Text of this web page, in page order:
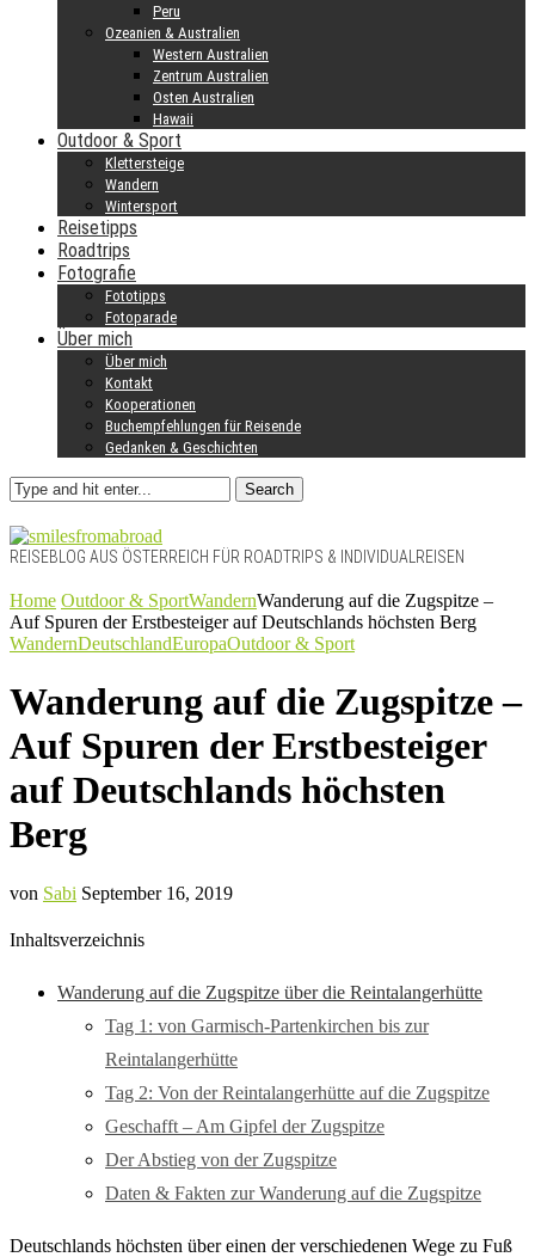
Peru
Ozeanien & Australien
Western Australien
Zentrum Australien
Osten Australien
Hawaii
Outdoor & Sport
Klettersteige
Wandern
Wintersport
Reisetipps
Roadtrips
Fotografie
Fototipps
Fotoparade
Über mich
Über mich
Kontakt
Kooperationen
Buchempfehlungen für Reisende
Gedanken & Geschichten
Search
REISEBLOG AUS ÖSTERREICH FÜR ROADTRIPS & INDIVIDUALREISEN
Home Outdoor & SportWandernWanderung auf die Zugspitze –
Auf Spuren der Erstbesteiger auf Deutschlands höchsten Berg
WandernDeutschlandEuropaOutdoor & Sport
Wanderung auf die Zugspitze –
Auf Spuren der Erstbesteiger
auf Deutschlands höchsten
Berg
von Sabi September 16, 2019
Inhaltsverzeichnis
Wanderung auf die Zugspitze über die Reintalangerhütte
Tag 1: von Garmisch-Partenkirchen bis zur
Reintalangerhütte
Tag 2: Von der Reintalangerhütte auf die Zugspitze
Geschafft – Am Gipfel der Zugspitze
Der Abstieg von der Zugspitze
Daten & Fakten zur Wanderung auf die Zugspitze
Deutschlands höchsten über einen der verschiedenen Wege zu Fuß